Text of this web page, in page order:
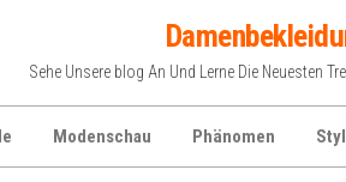
Sehe Unsere blog An Und Lerne Die Neuesten
Modenschau Phänomen